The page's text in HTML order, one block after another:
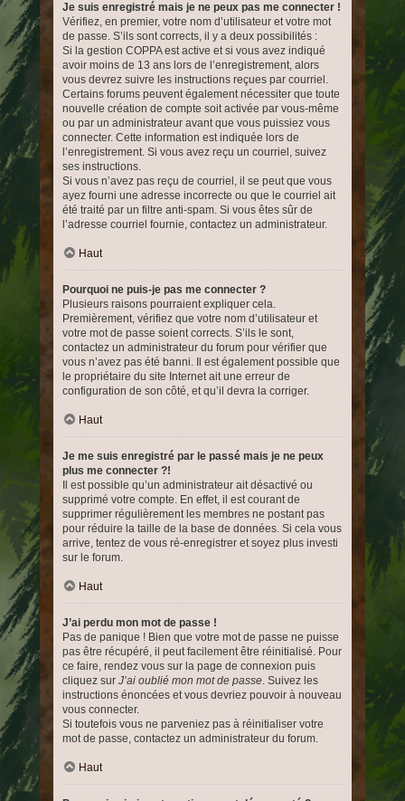
Je suis enregistré mais je ne peux pas me connecter !
Vérifiez, en premier, votre nom d’utilisateur et votre mot
de passe. S’ils sont corrects, il y a deux possibilités :
Si la gestion COPPA est active et si vous avez indiqué
avoir moins de 13 ans lors de l’enregistrement, alors
vous devrez suivre les instructions reçues par courriel.
Certains forums peuvent également nécessiter que toute
nouvelle création de compte soit activée par vous-même
ou par un administrateur avant que vous puissiez vous
connecter. Cette information est indiquée lors de
l’enregistrement. Si vous avez reçu un courriel, suivez
ses instructions.
Si vous n’avez pas reçu de courriel, il se peut que vous
ayez fourni une adresse incorrecte ou que le courriel ait
été traité par un filtre anti-spam. Si vous êtes sûr de
l’adresse courriel fournie, contactez un administrateur.
Haut
Pourquoi ne puis-je pas me connecter ?
Plusieurs raisons pourraient expliquer cela.
Premièrement, vérifiez que votre nom d’utilisateur et
votre mot de passe soient corrects. S’ils le sont,
contactez un administrateur du forum pour vérifier que
vous n’avez pas été banni. Il est également possible que
le propriétaire du site Internet ait une erreur de
configuration de son côté, et qu’il devra la corriger.
Haut
Je me suis enregistré par le passé mais je ne peux
plus me connecter ?!
Il est possible qu’un administrateur ait désactivé ou
supprimé votre compte. En effet, il est courant de
supprimer régulièrement les membres ne postant pas
pour réduire la taille de la base de données. Si cela vous
arrive, tentez de vous ré-enregistrer et soyez plus investi
sur le forum.
Haut
J’ai perdu mon mot de passe !
Pas de panique ! Bien que votre mot de passe ne puisse
pas être récupéré, il peut facilement être réinitialisé. Pour
ce faire, rendez vous sur la page de connexion puis
cliquez sur J’ai oublié mon mot de passe. Suivez les
instructions énoncées et vous devriez pouvoir à nouveau
vous connecter.
Si toutefois vous ne parveniez pas à réinitialiser votre
mot de passe, contactez un administrateur du forum.
Haut